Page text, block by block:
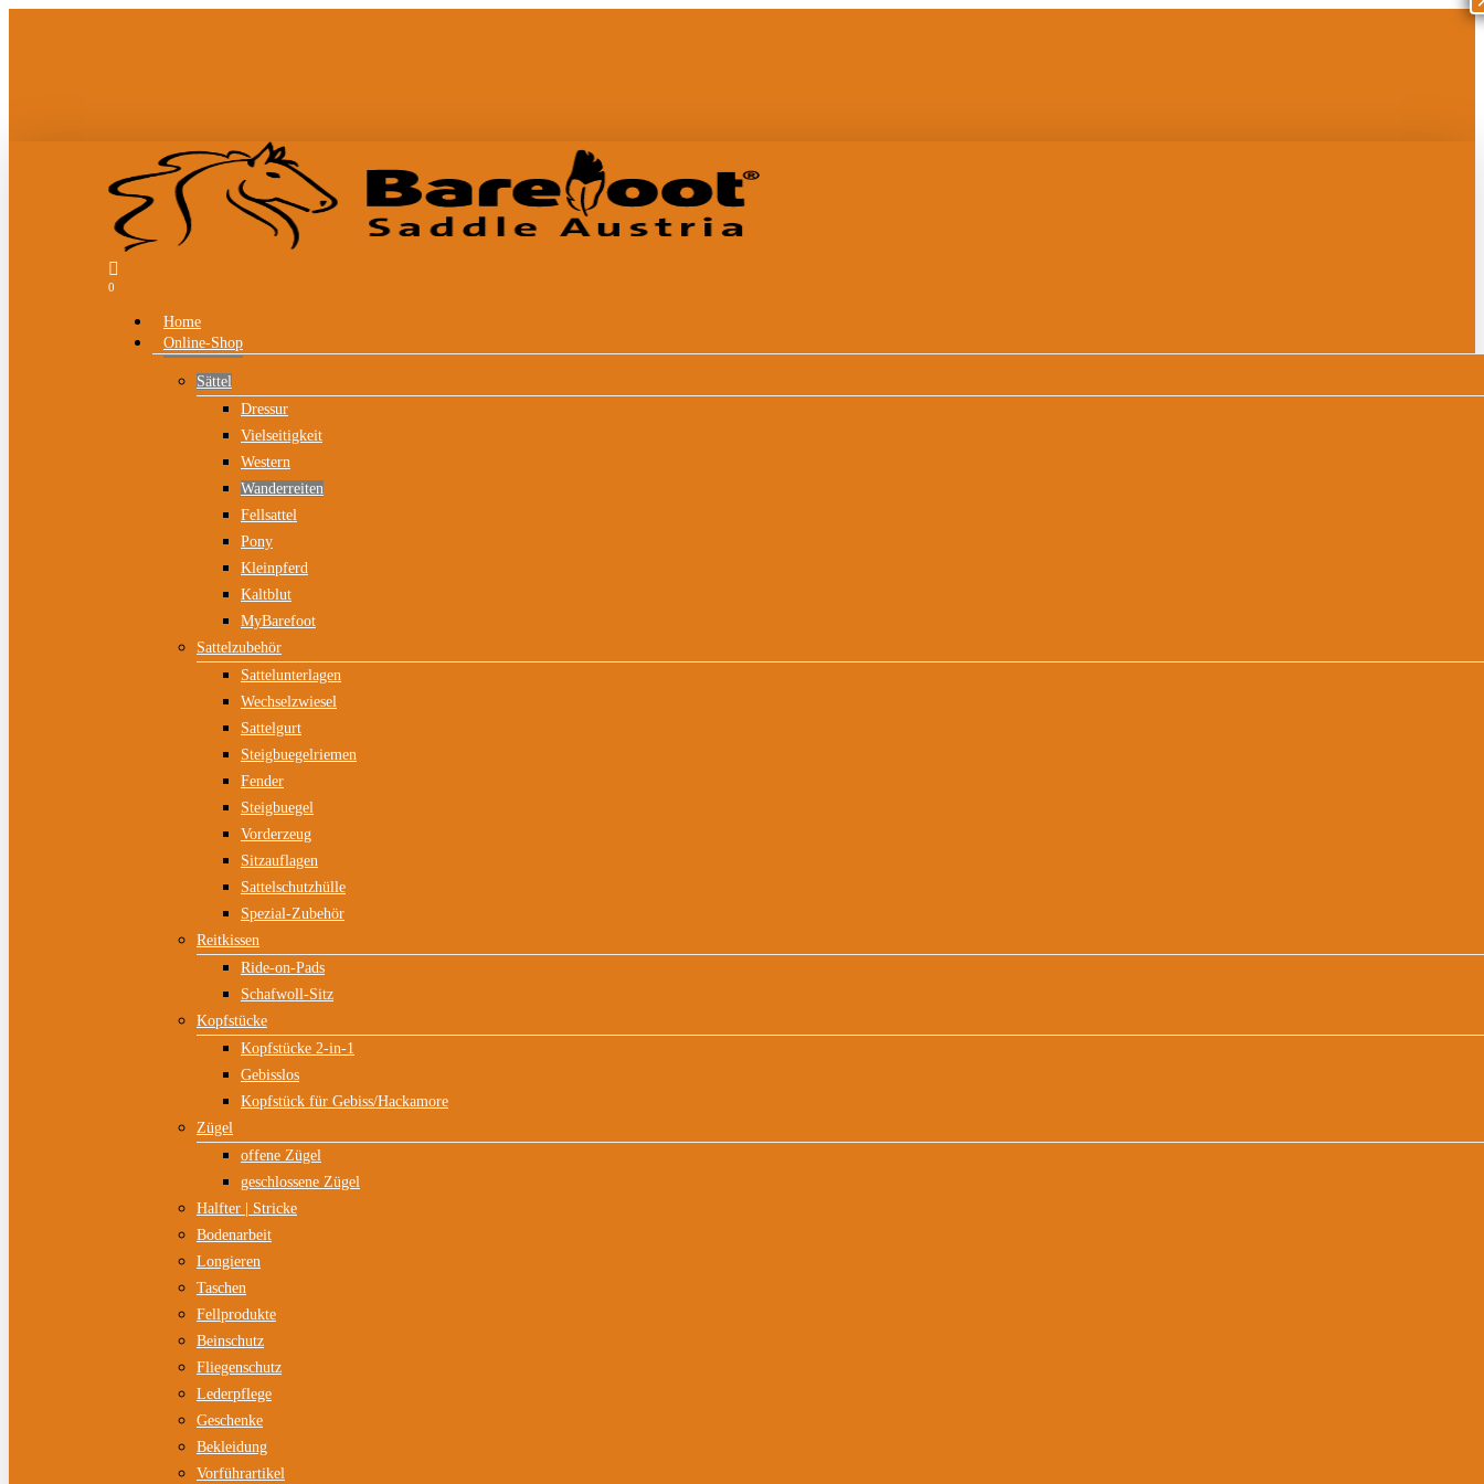
Hit enter to search or ESC to close
search
0
Home
Online-Shop
Sättel
Dressur
Vielseitigkeit
Western
Wanderreiten
Fellsattel
Pony
Kleinpferd
Kaltblut
MyBarefoot
Sattelzubehör
Sattelunterlagen
Wechselzwiesel
Sattelgurt
Steigbuegelriemen
Fender
Steigbuegel
Vorderzeug
Sitzauflagen
Sattelschutzhülle
Spezial-Zubehör
Reitkissen
Ride-on-Pads
Schafwoll-Sitz
Kopfstücke
Kopfstücke 2-in-1
Gebisslos
Kopfstück für Gebiss/Hackamore
Zügel
offene Zügel
geschlossene Zügel
Halfter | Stricke
Bodenarbeit
Longieren
Taschen
Fellprodukte
Beinschutz
Fliegenschutz
Lederpflege
Geschenke
Bekleidung
Vorführartikel